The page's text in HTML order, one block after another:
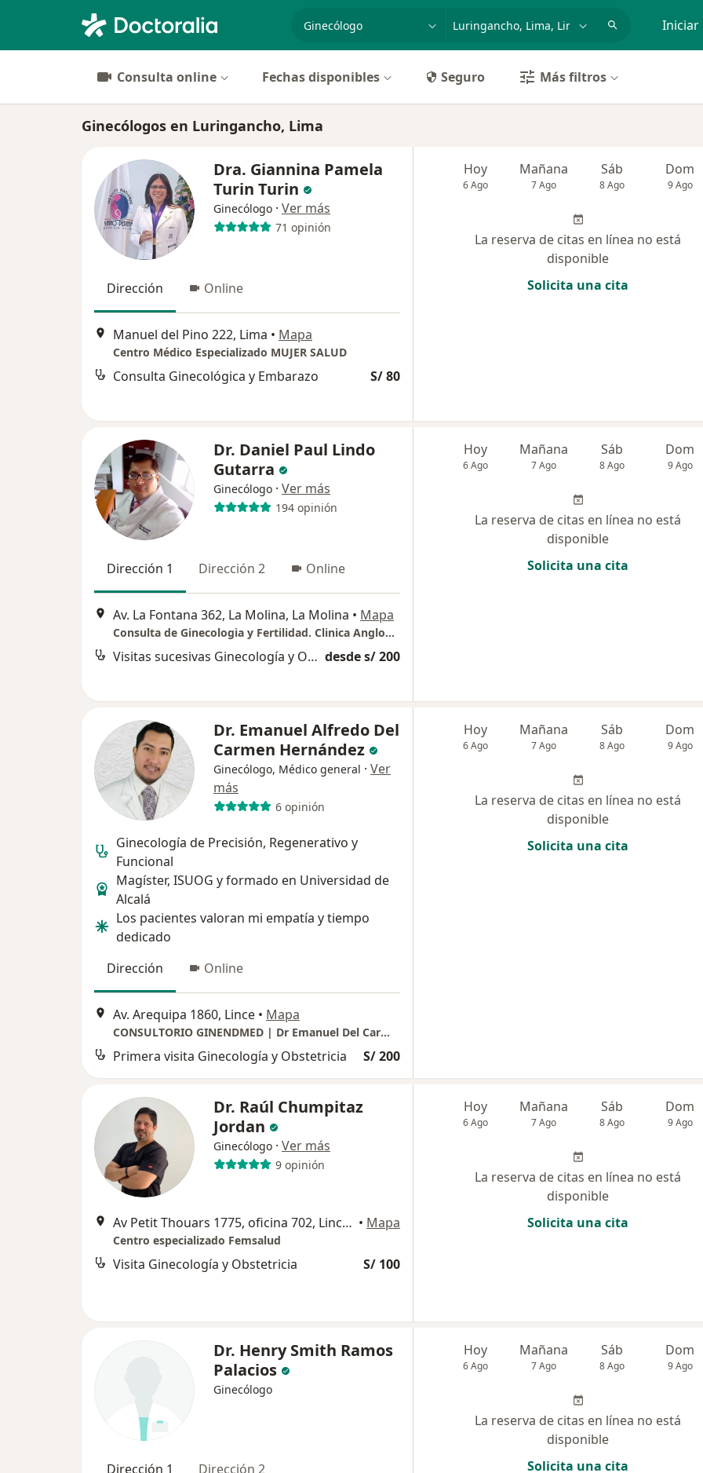
especialidad, enfermedad o nombre Iniciar
Consulta online Fechas disponibles Seguro Más filtros
Ginecólogos en Luringancho, Lima
Dra. Giannina Pamela
Turin Turin
Ginecólogo · Ver más
71 opinión
Dirección Online
Manuel del Pino 222, Lima • Mapa
Centro Médico Especializado MUJER SALUD
Consulta Ginecológica y Embarazo S/ 80
Hoy
6 Ago
Mañana
7 Ago
Sáb
8 Ago
Dom
9 Ago
La reserva de citas en línea no está
disponible
Solicita una cita
Dr. Daniel Paul Lindo
Gutarra
Ginecólogo · Ver más
194 opinión
Dirección 1 Dirección 2 Online
Av. La Fontana 362, La Molina, La Molina • Mapa
Consulta de Ginecologia y Fertilidad. Clinica Angloamericana. La Molina
Visitas sucesivas Ginecología y Obstetricia desde s/ 200
Hoy
6 Ago
Mañana
7 Ago
Sáb
8 Ago
Dom
9 Ago
La reserva de citas en línea no está
disponible
Solicita una cita
Dr. Emanuel Alfredo Del
Carmen Hernández
Ginecólogo, Médico general · Ver
más
6 opinión
Ginecología de Precisión, Regenerativo y
Funcional
Magíster, ISUOG y formado en Universidad de
Alcalá
Los pacientes valoran mi empatía y tiempo
dedicado
Dirección
Online
Av. Arequipa 1860, Lince • Mapa
CONSULTORIO GINENDMED | Dr Emanuel Del Carmen
Primera visita Ginecología y Obstetricia S/ 200
Hoy
6 Ago
Mañana
7 Ago
Sáb
8 Ago
Dom
9 Ago
La reserva de citas en línea no está
disponible
Solicita una cita
Dr. Raúl Chumpitaz
Jordan
Ginecólogo · Ver más
9 opinión
Av Petit Thouars 1775, oficina 702, Lince, Lince • Mapa
Centro especializado Femsalud
Visita Ginecología y Obstetricia S/ 100
Hoy
6 Ago
Mañana
7 Ago
Sáb
8 Ago
Dom
9 Ago
La reserva de citas en línea no está
disponible
Solicita una cita
Dr. Henry Smith Ramos
Palacios
Ginecólogo
Dirección 1 Dirección 2
Hoy
6 Ago
Mañana
7 Ago
Sáb
8 Ago
Dom
9 Ago
La reserva de citas en línea no está
disponible
Solicita una cita